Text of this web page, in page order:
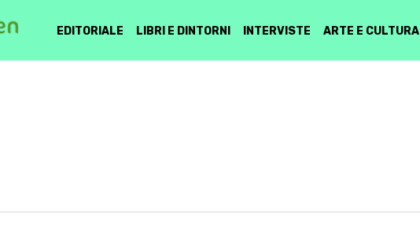
EDITORIALE LIBRI E DINTORNI INTERVISTE ARTE E CULTURA